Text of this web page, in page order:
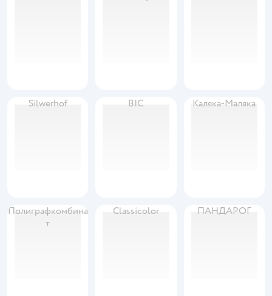
Silwerhof BIC Каляка-Маляка
Полиграфкомбина
т
Classicolor ПАНДАРОГ